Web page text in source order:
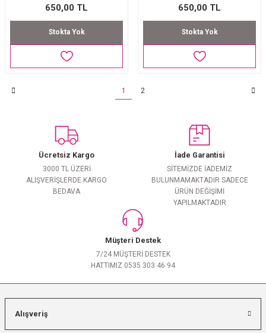
650,00 TL
Stokta Yok
650,00 TL
Stokta Yok
1 2
Ücretsiz Kargo
3000 TL ÜZERİ
ALIŞVERİŞLERDE KARGO
BEDAVA
İade Garantisi
SİTEMİZDE İADEMİZ
BULUNMAMAKTADIR SADECE
ÜRÜN DEĞİŞİMİ
YAPILMAKTADIR
Müşteri Destek
7/24 MÜŞTERİ DESTEK
HATTIMIZ 0535 303 46 94
Alışveriş